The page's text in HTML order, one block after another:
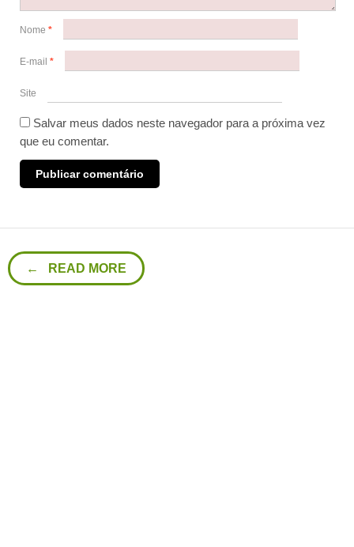
Nome *
E-mail *
Site
Salvar meus dados neste navegador para a próxima vez
que eu comentar.
← READ MORE